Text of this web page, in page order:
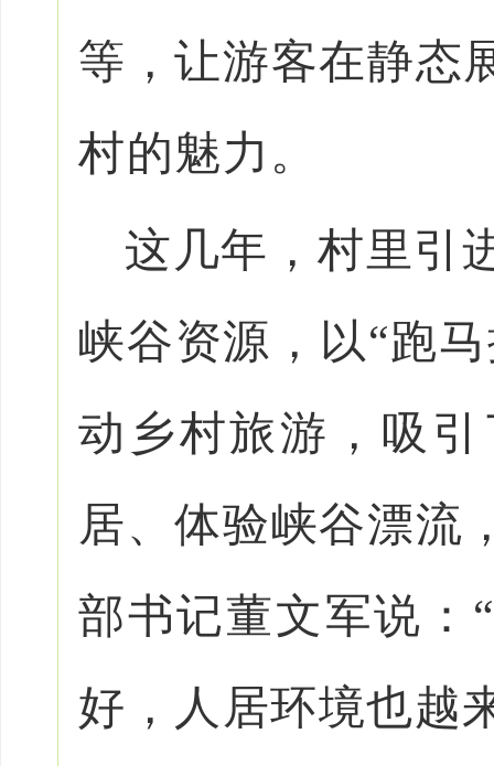
等，让游客在静态
村的魅力。
这几年，村里引
峡谷资源，以“跑
动乡村旅游，吸
居、体验峡谷漂流
部书记董文军说：
好，人居环境也越